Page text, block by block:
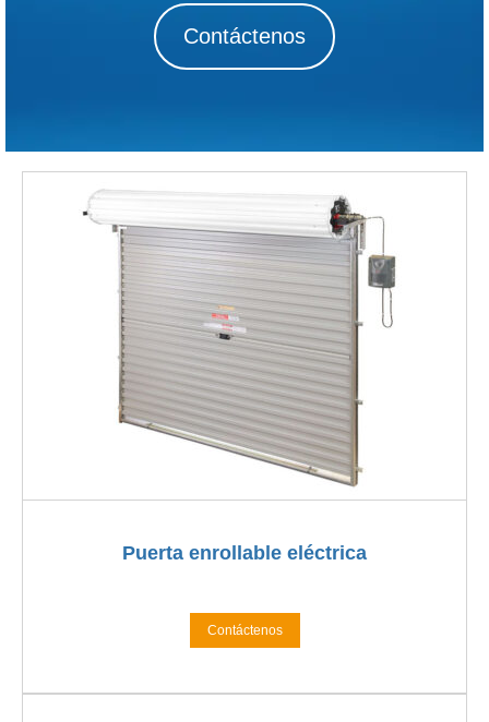
Contáctenos
Puerta enrollable eléctrica
Contáctenos